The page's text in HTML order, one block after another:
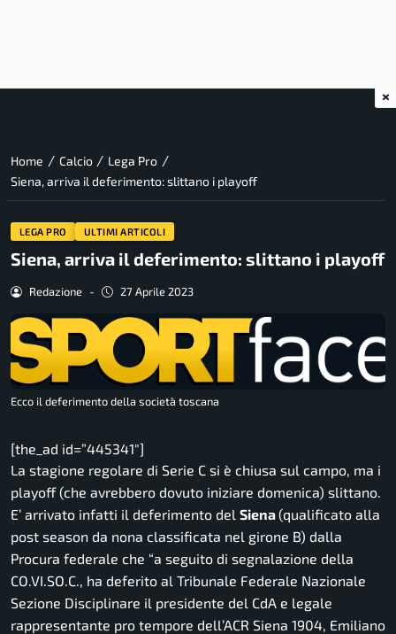
Home / Calcio / Lega Pro /
Siena, arriva il deferimento: slittano i playoff
LEGA PRO ULTIMI ARTICOLI
Siena, arriva il deferimento: slittano i playoff
Redazione - 27 Aprile 2023
Ecco il deferimento della società toscana
[the_ad id=”445341″]
La stagione regolare di Serie C si è chiusa sul campo, ma i
playoff (che avrebbero dovuto iniziare domenica) slittano.
E’ arrivato infatti il deferimento del Siena(qualificato alla
post season da nona classificata nel girone B) dalla
Procura federale che “a seguito di segnalazione della
CO.VI.SO.C., ha deferito al Tribunale Federale Nazionale
Sezione Disciplinare il presidente del CdA e legale
rappresentante pro tempore dell’ACR Siena 1904, Emiliano
×